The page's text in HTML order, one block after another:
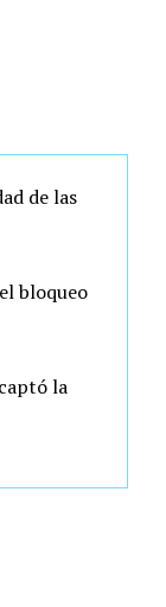
de las
bloqueo
la